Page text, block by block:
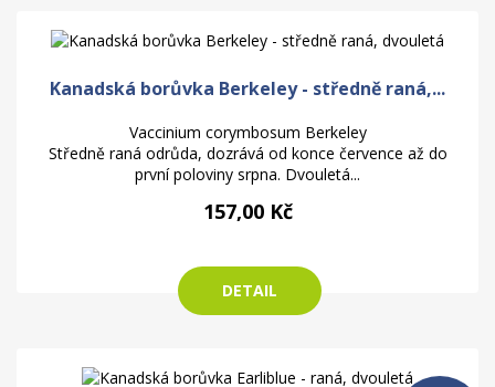
Kanadská borůvka Berkeley - středně raná,...
Vaccinium corymbosum Berkeley
Středně raná odrůda, dozrává od konce července až do
první poloviny srpna. Dvouletá...
157,00 Kč
DETAIL